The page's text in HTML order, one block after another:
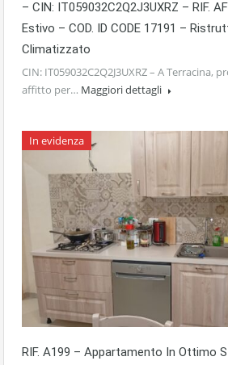
– CIN: IT059032C2Q2J3UXRZ – RIF.
Estivo – COD. ID CODE 17191 –
Climatizzato
CIN: IT059032C2Q2J3UXRZ – A Terracina,
affitto per… Maggiori dettagli
In evidenza
RIF. A199 – Appartamento In Ottimo